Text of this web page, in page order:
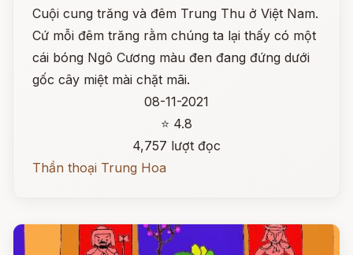
Cuội cung trăng và đêm Trung Thu ở Việt Nam.
Cứ mỗi đêm trăng rằm chúng ta lại thấy có một
cái bóng Ngô Cương màu đen đang đứng dưới
gốc cây miệt mài chặt mãi.
08-11-2021
⭐ 4.8
4,757 lượt đọc
Thần thoại Trung Hoa